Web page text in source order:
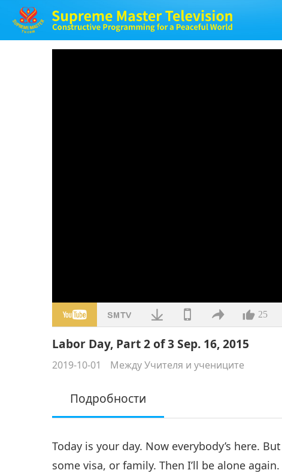
25
Labor Day, Part 2 of 3 Sep. 16, 2015
2019-10-01 Между Учителя и учениците
Подробности
Today is your day. Now everybody’s here.
some visa, or family. Then I’ll be alone